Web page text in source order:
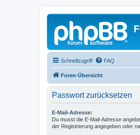
Schnellzugriff FAQ
Foren-Übersicht
Passwort zurücksetzen
E-Mail-Adresse:
Du musst die E-Mail-Adresse
der Registrierung angegeben oder